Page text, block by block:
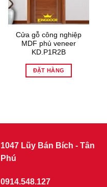
Cửa gỗ công nghiệp
MDF phủ veneer
KD.P1R2B
ĐẶT HÀNG
1047 Lũy Bán Bích - Tân
Phú
0914.548.127